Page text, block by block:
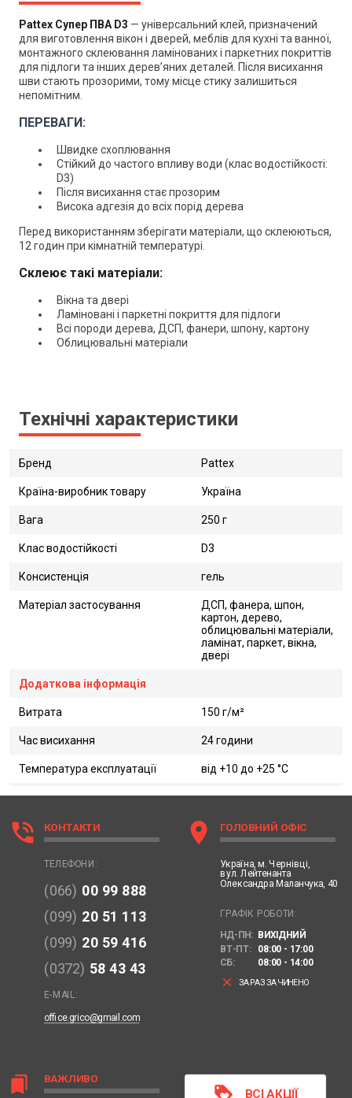
Pattex Супер ПВА D3 — універсальний клей, призначений
для виготовлення вікон і дверей, меблів для кухні та ванної,
монтажного склеювання ламінованих і паркетних покриттів
для підлоги та інших дерев’яних деталей. Після висихання
шви стають прозорими, тому місце стику залишиться
непомітним.
ПЕРЕВАГИ:
Швидке схоплювання
Стійкий до частого впливу води (клас водостійкості:
D3)
Після висихання стає прозорим
Висока адгезія до всіх порід дерева
Перед використанням зберігати матеріали, що склеюються,
12 годин при кімнатній температурі.
Склеює такі матеріали:
Вікна та двері
Ламіновані і паркетні покриття для підлоги
Всі породи дерева, ДСП, фанери, шпону, картону
Облицювальні матеріали
Технічні характеристики
Бренд Pattex
Країна-виробник товару Україна
Вага 250 г
Клас водостійкості D3
Консистенція гель
Матеріал застосування
ДСП, фанера, шпон,
картон, дерево,
облицювальні матеріали,
ламінат, паркет, вікна,
двері
Додаткова інформація
Витрата 150 г/м²
Час висихання 24 години
Температура експлуатації від +10 до +25 °C
bookmarks ВАЖЛИВО
phone_in_talk КОНТАКТИ
ТЕЛЕФОНИ:
(066) 00 99 888
(099) 20 51 113
(099) 20 59 416
(0372) 58 43 43
E-MAIL:
office.grico@gmail.com
location_on ГОЛОВНИЙ ОФІС
Україна, м. Чернівці,
вул. Лейтенанта
Олександра Маланчука, 40
ГРАФІК РОБОТИ:
НД-ПН: ВИХІДНИЙ
ВТ-ПТ:
08:00 - 17:00
СБ:
08:00 - 14:00
clear ЗАРАЗ ЗАЧИНЕНО
ВСІ АКЦІЇ